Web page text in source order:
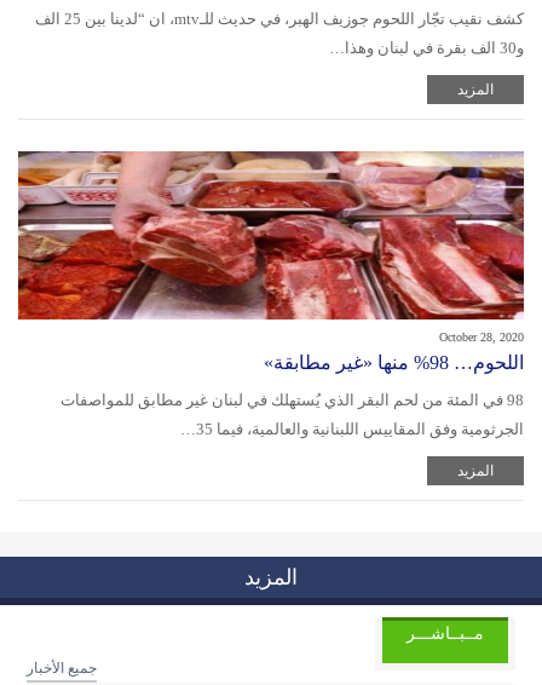
كشف نقيب تجّار اللحوم جوزيف الهبر، في حديث للـmtv، ان “لدينا بين 25 الف
و30 الف بقرة في لبنان وهذا…
المزيد
October 28, 2020
اللحوم… 98% منها «غير مطابقة»
98 في المئة من لحم البقر الذي يُستهلك في لبنان غير مطابق للمواصفات
الجرثومية وفق المقاييس اللبنانية والعالمية، فيما 35…
المزيد
المزيد
مــبــاشـــر
جميع الأخبار